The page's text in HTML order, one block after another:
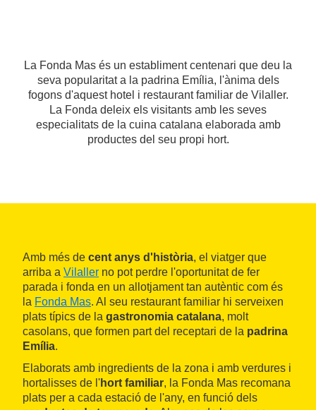
La Fonda Mas és un establiment centenari que deu la
seva popularitat a la padrina Emília, l'ànima dels
fogons d'aquest hotel i restaurant familiar de Vilaller.
La Fonda deleix els visitants amb les seves
especialitats de la cuina catalana elaborada amb
productes del seu propi hort.
Amb més de cent anys d'història, el viatger que
arriba a Vilaller no pot perdre l'oportunitat de fer
parada i fonda en un allotjament tan autèntic com és
la Fonda Mas. Al seu restaurant familiar hi serveixen
plats típics de la gastronomia catalana, molt
casolans, que formen part del receptari de la padrina
Emília.
Elaborats amb ingredients de la zona i amb verdures i
hortalisses de l'hort familiar, la Fonda Mas recomana
plats per a cada estació de l'any, en funció dels